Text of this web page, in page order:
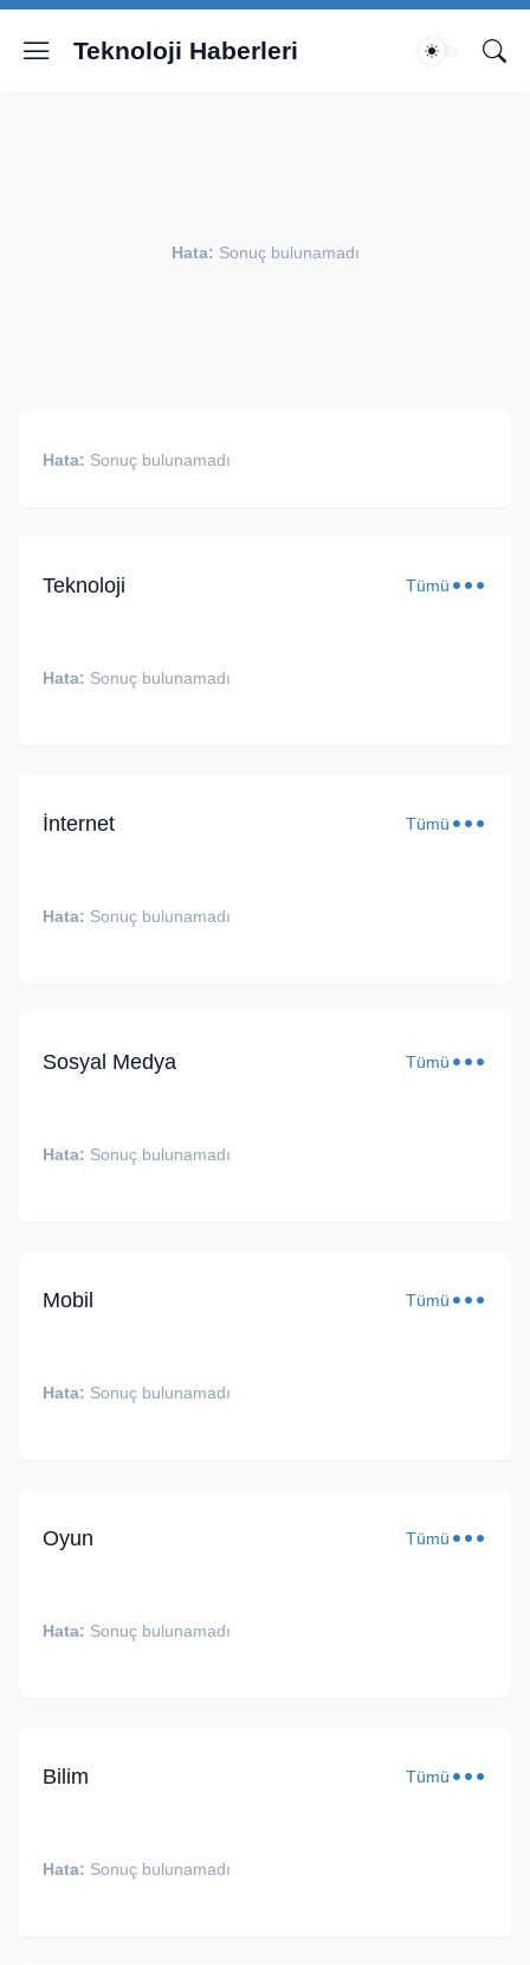
Teknoloji Haberleri
Hata: Sonuç bulunamadı
Hata: Sonuç bulunamadı
Teknoloji Tümü
Hata: Sonuç bulunamadı
İnternet Tümü
Hata: Sonuç bulunamadı
Sosyal Medya Tümü
Hata: Sonuç bulunamadı
Mobil Tümü
Hata: Sonuç bulunamadı
Oyun Tümü
Hata: Sonuç bulunamadı
Bilim Tümü
Hata: Sonuç bulunamadı